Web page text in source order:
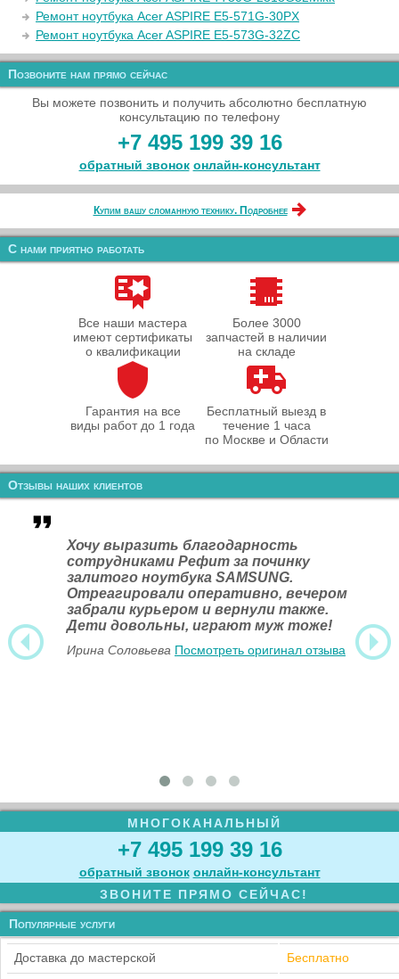
Ремонт ноутбука Acer ASPIRE E5-571G-30PX
Ремонт ноутбука Acer ASPIRE E5-573G-32ZC
Позвоните нам прямо сейчас
Вы можете позвонить и получить абсолютно бесплатную
консультацию по телефону
+7 495 199 39 16
обратный звонок онлайн‑консультант
Купим вашу сломанную технику. Подробнее
С нами приятно работать
Все наши мастера
имеют сертификаты
о квалификации
Более 3000
запчастей в наличии
на складе
Гарантия на все
виды работ до 1 года
Бесплатный выезд в
течение 1 часа
по Москве и Области
Отзывы наших клиентов
Хочу выразить благодарность
сотрудниками Рефит за починку
залитого ноутбука SAMSUNG.
Отреагировали оперативно, вечером
забрали курьером и вернули также.
Дети довольны, играют муж тоже!
Ирина Соловьева Посмотреть оригинал отзыва
МНОГОКАНАЛЬНЫЙ
+7 495 199 39 16
обратный звонок онлайн‑консультант
ЗВОНИТЕ ПРЯМО СЕЙЧАС!
Популярные услуги
Доставка до мастерской Бесплатно